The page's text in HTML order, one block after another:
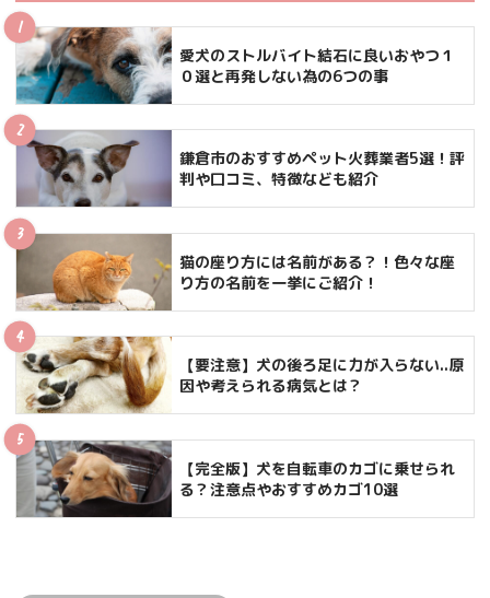
愛犬のストルバイト結石に良いおやつ１
０選と再発しない為の6つの事
鎌倉市のおすすめペット火葬業者5選！評
判や口コミ、特徴なども紹介
猫の座り方には名前がある？！色々な座
り方の名前を一挙にご紹介！
【要注意】犬の後ろ足に力が入らない..原
因や考えられる病気とは？
【完全版】犬を自転車のカゴに乗せられ
る？注意点やおすすめカゴ10選